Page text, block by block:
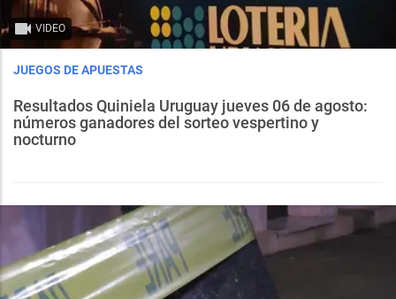
VIDEO
JUEGOS DE APUESTAS
Resultados Quiniela Uruguay jueves 06 de agosto:
números ganadores del sorteo vespertino y
nocturno